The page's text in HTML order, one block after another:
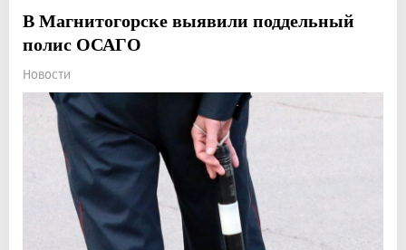
В Магнитогорске выявили поддельный
полис ОСАГО
Новости